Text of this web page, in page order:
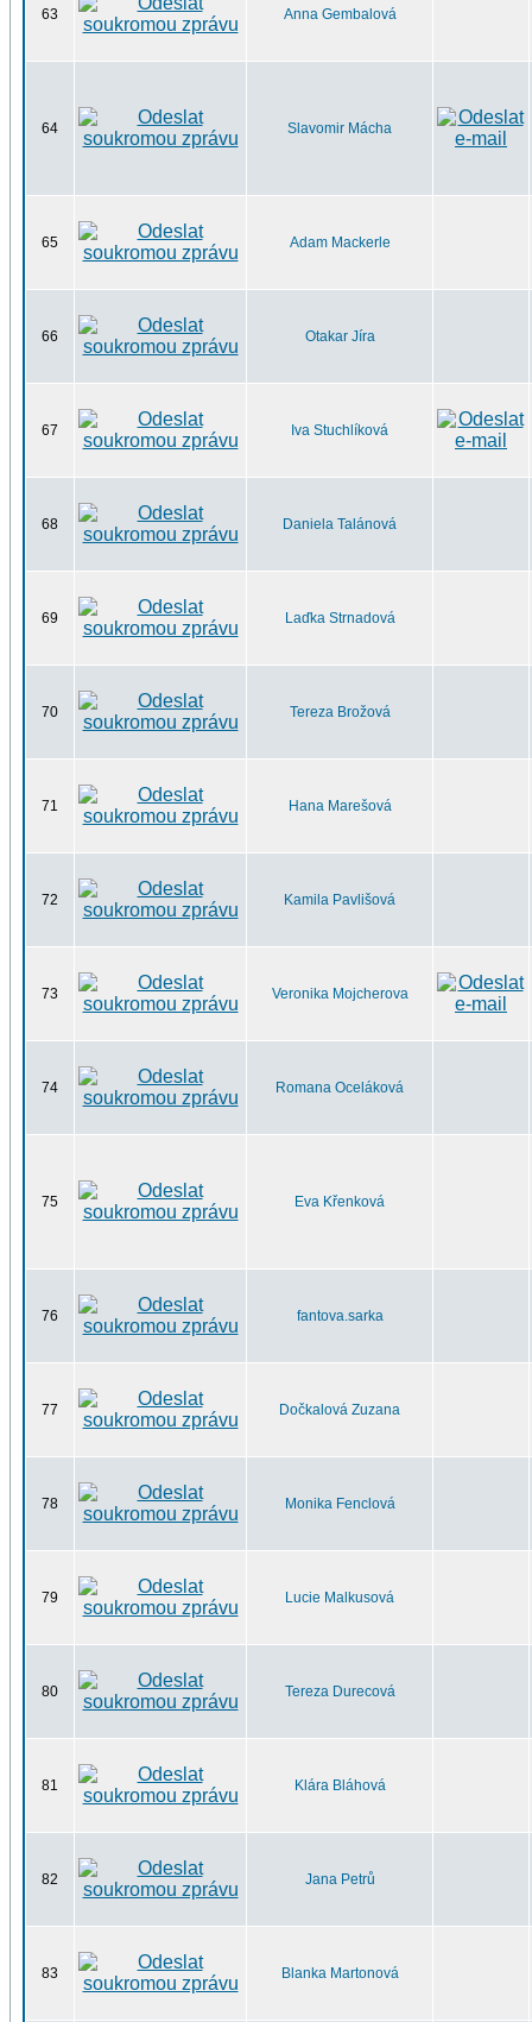
63 Anna Gembalová
64 Slavomir Mácha
65 Adam Mackerle
66 Otakar Jíra
67 Iva Stuchlíková
68 Daniela Talánová
69 Laďka Strnadová
70 Tereza Brožová
71 Hana Marešová
72 Kamila Pavlišová
73 Veronika Mojcherova
74 Romana Oceláková
75 Eva Křenková
76 fantova.sarka
77 Dočkalová Zuzana
78 Monika Fenclová
79 Lucie Malkusová
80 Tereza Durecová
81 Klára Bláhová
82 Jana Petrů
83 Blanka Martonová